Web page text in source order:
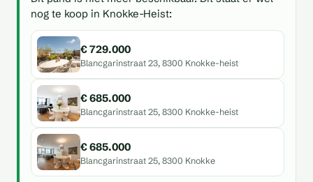
nog te koop in Knokke-Heist:
€ 729.000
Blancgarinstraat 23, 8300 Knokke-heist
€ 685.000
Blancgarinstraat 25, 8300 Knokke-heist
€ 685.000
Blancgarinstraat 25, 8300 Knokke